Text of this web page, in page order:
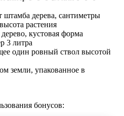
штамба дерева, сантиметры
растения
кустовая форма
3 литра
один ровный ствол высотой
земли, упакованное в
бонусов: